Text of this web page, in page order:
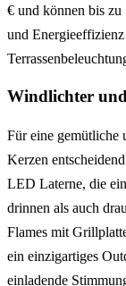
€ und können bis
und Energieeffizienz
Windlichter
Für eine gemütliche
Kerzen
LED Laterne, die
drinnen als auch
Flames mit
ein einzigartiges
einladende